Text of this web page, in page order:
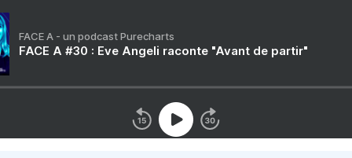
FACE A - un podcast Purecharts
FACE A #30 : Eve Angeli raconte "Avant de partir"